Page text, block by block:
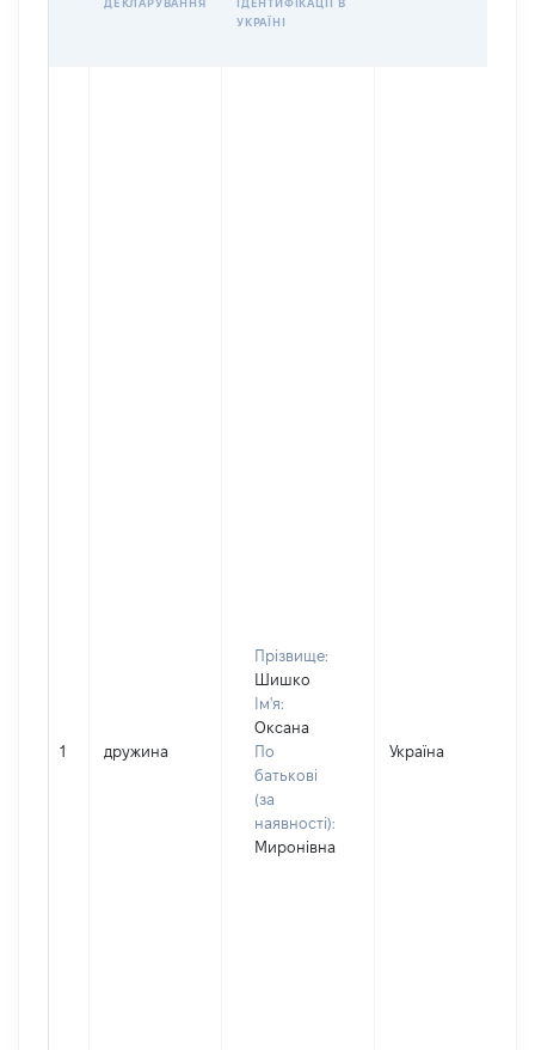
ДЕКЛАРУВАННЯ
ІДЕНТИФІКАЦІЇ В
УКРАЇНІ
1 дружина
Прізвище:
Шишко
Ім'я:
Оксана
По
батькові
(за
наявності):
Миронівна
Україна